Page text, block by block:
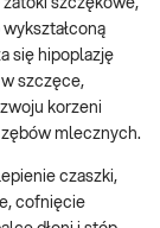
zatoki szczękowe,
się hipoplazję
szczęce,
korzeni
zębów mlecznych.
czaszki,
cofnięcie